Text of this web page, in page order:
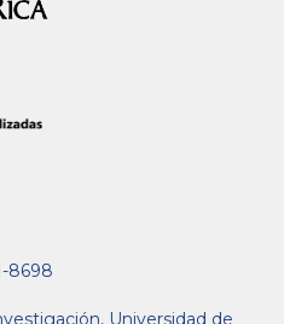
8698
Universidad de